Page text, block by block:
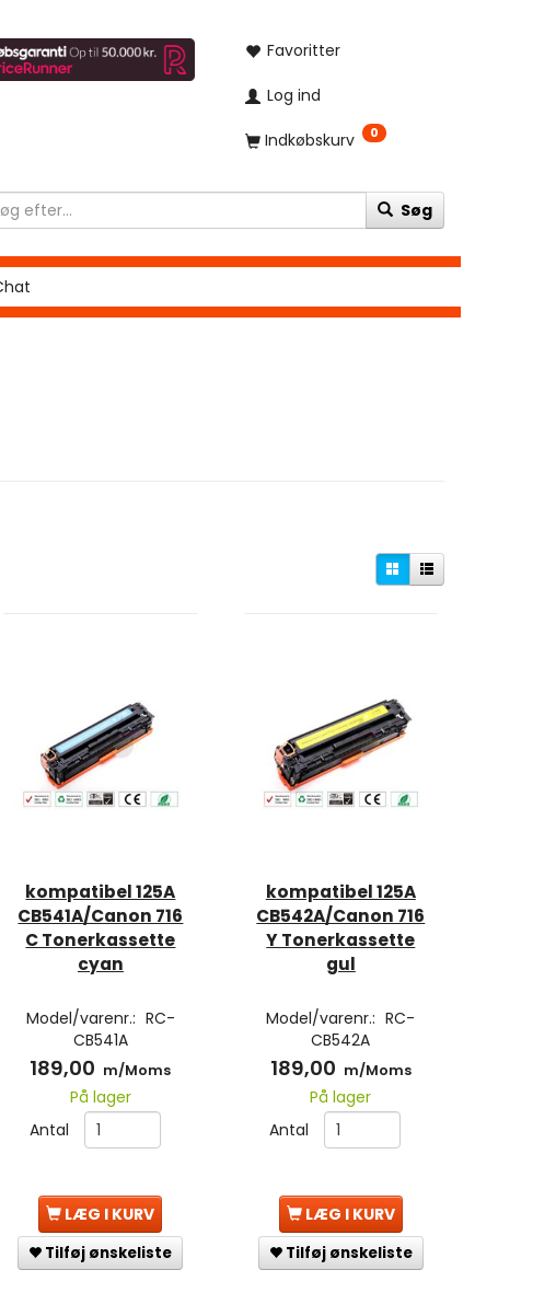
Favoritter
Log ind
Indkøbskurv 0
Søg
kompatibel 125A
CB541A/Canon 716
C Tonerkassette
cyan
Model/varenr.: RC-
CB541A
189,00 m/Moms
På lager
Antal
LÆG I KURV
Tilføj ønskeliste
kompatibel 125A
CB542A/Canon 716
Y Tonerkassette
gul
Model/varenr.: RC-
CB542A
189,00 m/Moms
På lager
Antal
LÆG I KURV
Tilføj ønskeliste